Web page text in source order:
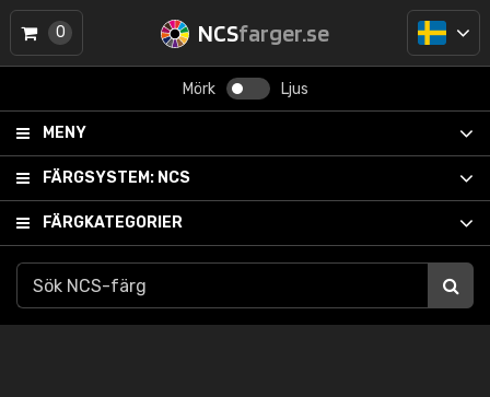
NCSfarger.se
Mörk Ljus
MENY
FÄRGSYSTEM: NCS
FÄRGKATEGORIER
0